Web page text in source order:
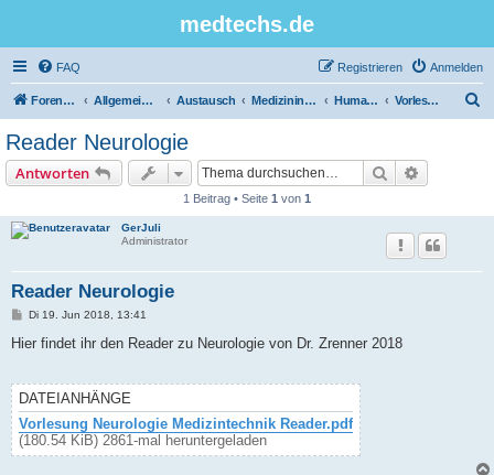
medtechs.de
FAQ Anmelden
Registrieren
Foren-Übersicht Allgemeines Board Austausch Medizininformatik Humanbiologie Vorlesungsunterlagen
Reader Neurologie
Antworten Suche
1 Beitrag • Seite 1 von 1
GerJuli
Administrator
Reader Neurologie
B
i
g
Di 19. Jun 2018, 13:41
Hier findet ihr den Reader zu Neurologie von Dr. Zrenner 2018
DATEIANHÄNGE
Vorlesung Neurologie Medizintechnik Reader.pdf
(180.54 KiB) 2861-mal heruntergeladen